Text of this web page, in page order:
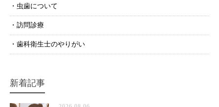
虫歯について
訪問診療
歯科衛生士のやりがい
新着記事